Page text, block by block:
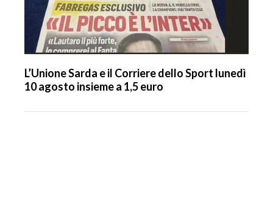
L’Unione Sarda e il Corriere dello Sport lunedì
10 agosto insieme a 1,5 euro